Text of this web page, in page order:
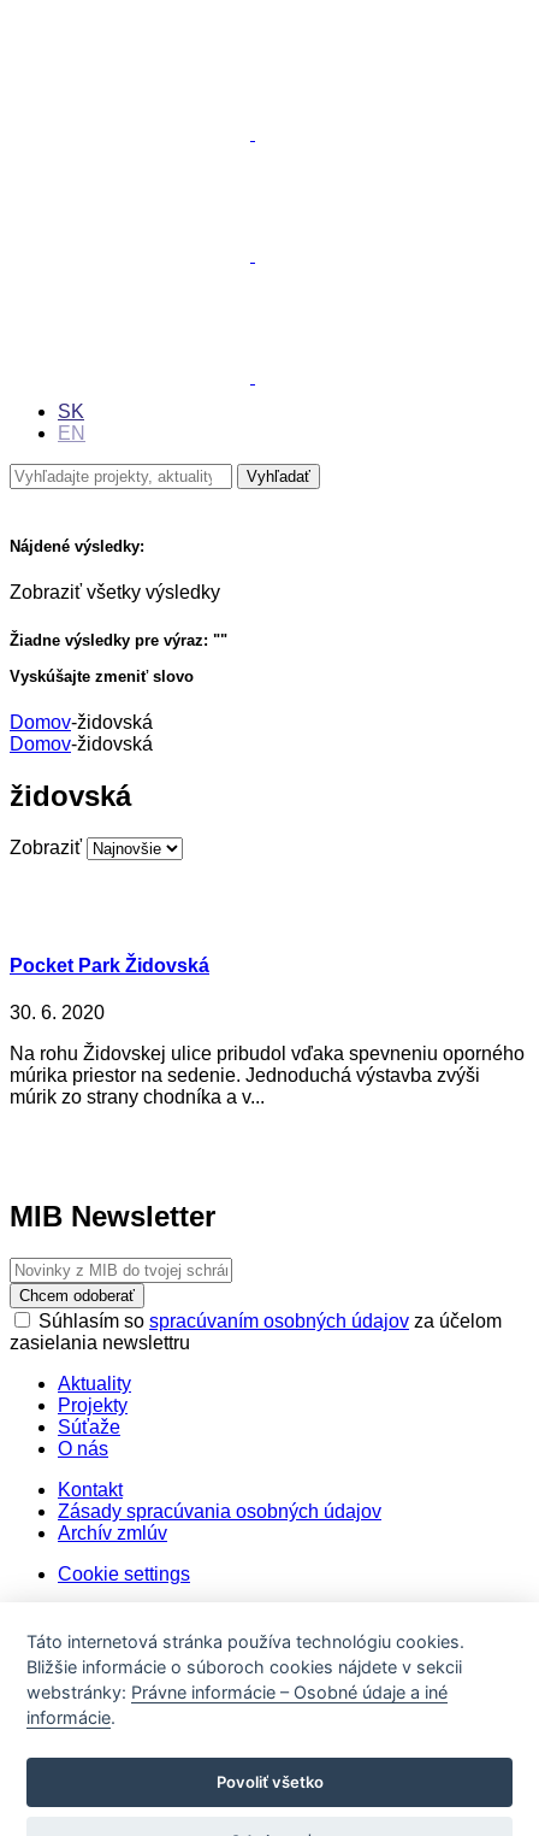
SK
EN
Nájdené výsledky:
Zobraziť všetky výsledky
Žiadne výsledky pre výraz: ""
Vyskúšajte zmeniť slovo
Domov-židovská
Domov-židovská
židovská
Zobraziť
Pocket Park Židovská
30. 6. 2020
Na rohu Židovskej ulice pribudol vďaka spevneniu oporného
múrika priestor na sedenie. Jednoduchá výstavba zvýši
múrik zo strany chodníka a v...
MIB Newsletter
Chcem odoberať
Súhlasím so spracúvaním osobných údajov za účelom
zasielania newslettru
Aktuality
Projekty
Súťaže
O nás
Kontakt
Zásady spracúvania osobných údajov
Archív zmlúv
Cookie settings
Obsah tejto webovej stránky (najmä všetky fotografie, grafiky,
zdrojový kód, texty) je predmetom autorských práv
Metropolitného inštitútu Bratislava. Jeho použitie alebo
Táto internetová stránka používa technológiu cookies.
Bližšie informácie o súboroch cookies nájdete v sekcii
webstránky: Právne informácie – Osobné údaje a iné
informácie.
Povoliť všetko